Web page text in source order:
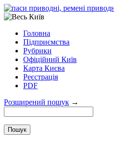
Головна
Підприємства
Рубрики
Офіційний Київ
Карта Києва
Реєстрація
PDF
Розширений пошук →